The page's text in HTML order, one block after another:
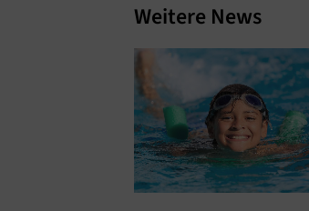
Weitere News